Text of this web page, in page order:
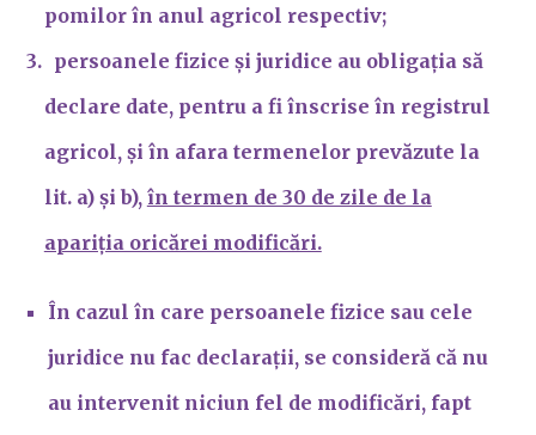
pomilor în anul agricol respectiv;
persoanele fizice și juridice au obligația să
declare date, pentru a fi înscrise în registrul
agricol, și în afara termenelor prevăzute la
lit. a) și b), în termen de 30 de zile de la
apariția oricărei modificări.
În cazul în care persoanele fizice sau cele
juridice nu fac declarații, se consideră că nu
au intervenit niciun fel de modificări, fapt